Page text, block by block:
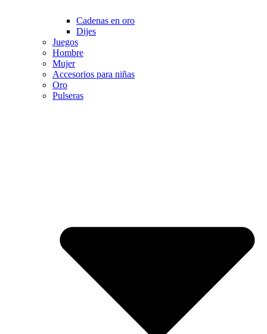
Cadenas en oro
Dijes
Juegos
Hombre
Mujer
Accesorios para niñas
Oro
Pulseras